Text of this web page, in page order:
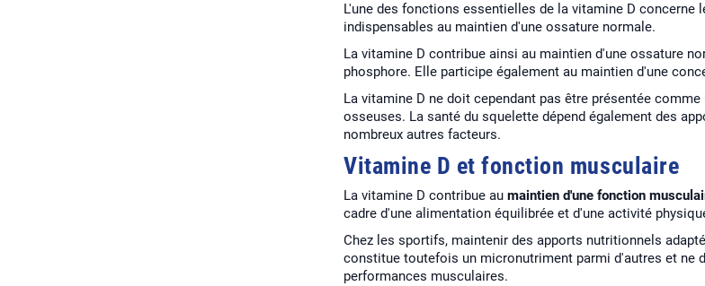
L'une des fonctions essentielles de la vitamine D concerne
indispensables au maintien d'une ossature normale.
La vitamine D contribue ainsi au maintien d'une ossature
phosphore. Elle participe également au maintien d'une
La vitamine D ne doit cependant pas être présentée
osseuses. La santé du squelette dépend également des
nombreux autres facteurs.
Vitamine D et fonction musculaire
La vitamine D contribue au maintien d'une fonction
cadre d'une alimentation équilibrée et d'une activité
Chez les sportifs, maintenir des apports nutritionnels
constitue toutefois un micronutriment parmi d'autres et ne
performances musculaires.